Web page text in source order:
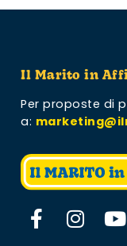
Il Marito in
Per proposte di
a: